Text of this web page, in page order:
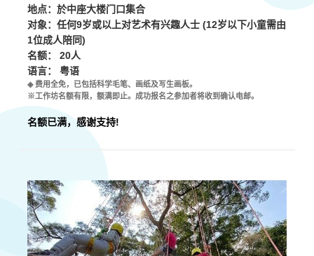
地点： 於中座大楼门口集合
对象：任何9岁或以上对艺术有兴趣人士 (12岁以下小童需由
1位成人陪同)
名额： 20人
语言： 粤语
◈ 费用全免，已包括科学毛笔、画纸及写生画板。
※工作坊名额有限，额满即止。成功报名之参加者将收到确认电邮。
名额已满，感谢支持!